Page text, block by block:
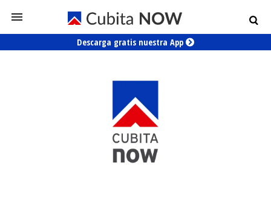
Descarga gratis nuestra App